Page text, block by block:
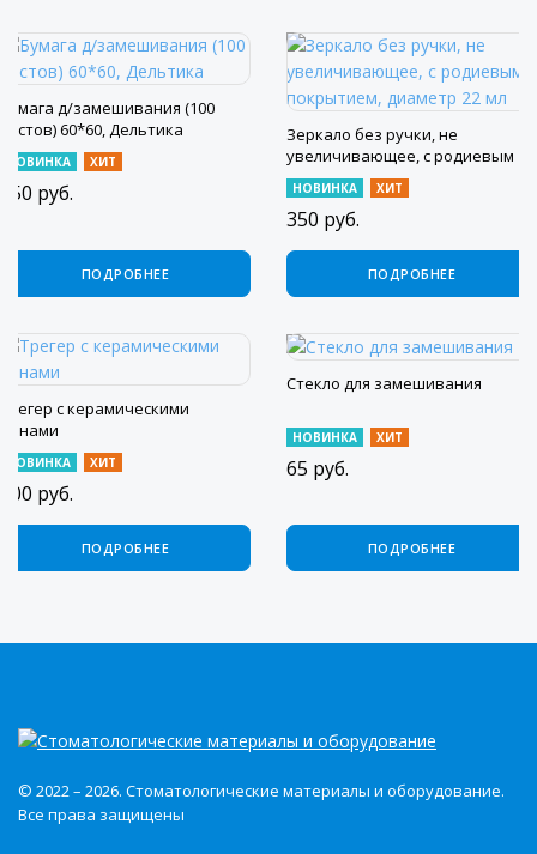
Бумага д/замешивания (100
листов) 60*60, Дельтика
НОВИНКА ХИТ
150 руб.
ПОДРОБНЕЕ
Зеркало без ручки, не
увеличивающее, с родиевым
покрытием, диаметр 22 мл
НОВИНКА ХИТ
350 руб.
ПОДРОБНЕЕ
Трегер с керамическими
пинами
НОВИНКА ХИТ
600 руб.
ПОДРОБНЕЕ
Стекло для замешивания
НОВИНКА ХИТ
65 руб.
ПОДРОБНЕЕ
© 2022 – 2026. Стоматологические материалы и оборудование.
Все права защищены